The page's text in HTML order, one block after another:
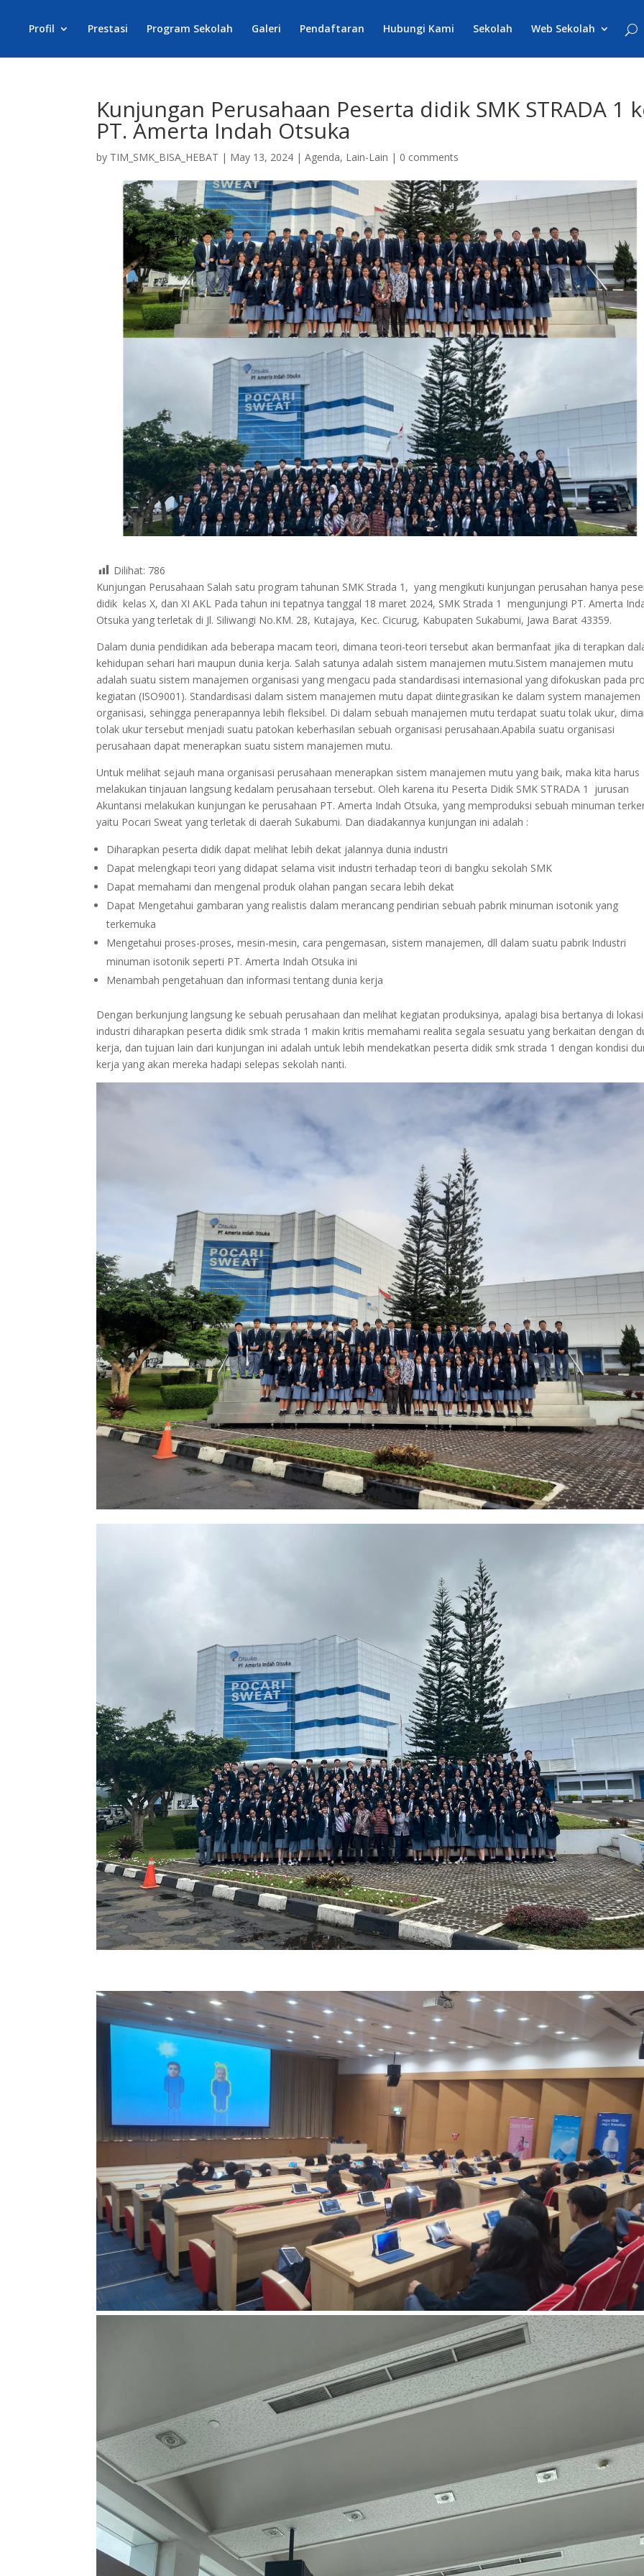
Profil Prestasi Program Sekolah Galeri Pendaftaran Hubungi Kami Sekolah Web Sekolah
Kunjungan Perusahaan Peserta didik SMK STRADA 1
PT. Amerta Indah Otsuka
by TIM_SMK_BISA_HEBAT | May 13, 2024 |Agenda, Lain-Lain | 0 comments
Dilihat: 786
Kunjungan Perusahaan Salah satu program tahunan SMK Strada 1, yang mengikuti kunjungan perusahan hanya
didik kelas X, dan XI AKL Pada tahun ini tepatnya tanggal 18 maret 2024, SMK Strada 1 mengunjungi PT. Amerta
Otsuka yang terletak di Jl. Siliwangi No.KM. 28, Kutajaya, Kec. Cicurug, Kabupaten Sukabumi, Jawa Barat 43359.
Dalam dunia pendidikan ada beberapa macam teori, dimana teori-teori tersebut akan bermanfaat jika di terapkan
kehidupan sehari hari maupun dunia kerja. Salah satunya adalah sistem manajemen mutu.Sistem manajemen mutu
adalah suatu sistem manajemen organisasi yang mengacu pada standardisasi internasional yang difokuskan pada
kegiatan (ISO9001). Standardisasi dalam sistem manajemen mutu dapat diintegrasikan ke dalam system manajemen
organisasi, sehingga penerapannya lebih fleksibel. Di dalam sebuah manajemen mutu terdapat suatu tolak ukur,
tolak ukur tersebut menjadi suatu patokan keberhasilan sebuah organisasi perusahaan.Apabila suatu organisasi
perusahaan dapat menerapkan suatu sistem manajemen mutu.
Untuk melihat sejauh mana organisasi perusahaan menerapkan sistem manajemen mutu yang baik, maka kita harus
melakukan tinjauan langsung kedalam perusahaan tersebut. Oleh karena itu Peserta Didik SMK STRADA 1 jurusan
Akuntansi melakukan kunjungan ke perusahaan PT. Amerta Indah Otsuka, yang memproduksi sebuah minuman
yaitu Pocari Sweat yang terletak di daerah Sukabumi. Dan diadakannya kunjungan ini adalah :
Diharapkan peserta didik dapat melihat lebih dekat jalannya dunia industri
Dapat melengkapi teori yang didapat selama visit industri terhadap teori di bangku sekolah SMK
Dapat memahami dan mengenal produk olahan pangan secara lebih dekat
Dapat Mengetahui gambaran yang realistis dalam merancang pendirian sebuah pabrik minuman isotonik yang
terkemuka
Mengetahui proses-proses, mesin-mesin, cara pengemasan, sistem manajemen, dll dalam suatu pabrik Industri
minuman isotonik seperti PT. Amerta Indah Otsuka ini
Menambah pengetahuan dan informasi tentang dunia kerja
Dengan berkunjung langsung ke sebuah perusahaan dan melihat kegiatan produksinya, apalagi bisa bertanya di lokasi
industri diharapkan peserta didik smk strada 1 makin kritis memahami realita segala sesuatu yang berkaitan dengan
kerja, dan tujuan lain dari kunjungan ini adalah untuk lebih mendekatkan peserta didik smk strada 1 dengan kondisi
kerja yang akan mereka hadapi selepas sekolah nanti.